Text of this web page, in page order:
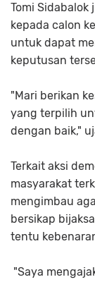
Tomi
kepada calon
untuk dapat
keputusan
"Mari berikan
yang terpilih
dengan baik,"
Terkait aksi
masyarakat
mengimbau
bersikap
tentu
"Saya